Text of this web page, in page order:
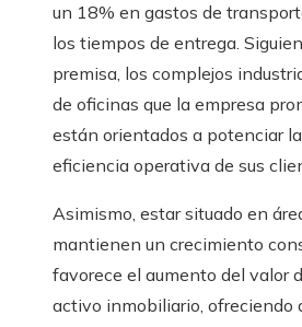
un 18% en gastos de
los tiempos de entrega.
premisa, los complejos
de oficinas que la empresa
están orientados a potenciar la
eficiencia operativa de sus
Asimismo, estar situado en
mantienen un crecimiento
favorece el aumento del valor
activo inmobiliario, ofreciendo